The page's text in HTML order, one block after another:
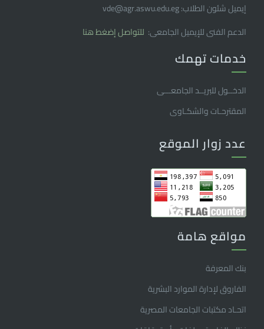
إيميل شئون الطلاب: vde@agr.aswu.edu.eg
الدعم الفنى للإيميل الجامعى: للتواصل إضغط هنا
خدمات تهمك
الدخــول للبريــد الجامعـــى
المقترحـات والشكـاوى
عدد زوار الموقع
مواقع هامة
بنك المعرفة
الفاروق ﻹدارة الموارد البشرية
اتحـاد مكتبات الجامعات المصرية